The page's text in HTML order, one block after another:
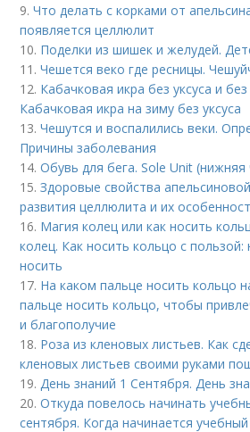
9.Что делать с корками от
появляется целлюлит
10. Поделки из шишек и желудей.
11.Чешется веко где ресницы.
12. Кабачковая икра без уксуса и
Кабачковая икра на зиму без уксуса
13.Чешутся и воспалились веки.
Причины заболевания
14.Обувь для бега. Sole Unit (нижняя
15.Здоровые свойства
развития целлюлита и их
16. Магия колец или как носить
колец. Как носить кольцо с пользой:
носить
17. На каком пальце носить кольцо
пальце носить кольцо, чтобы
и благополучие
18. Роза из кленовых листьев. Как
кленовых листьев своими руками
19. День знаний 1 Сентября. День
20.Откуда повелось начинать
сентября. Когда начинается